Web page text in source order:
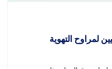
لمراوح التهوية